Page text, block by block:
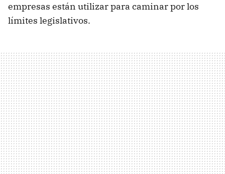
empresas están utilizar para caminar por los
límites legislativos.